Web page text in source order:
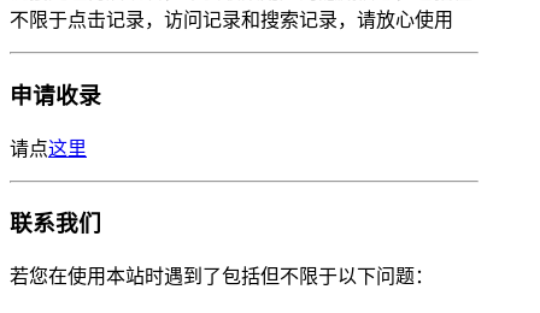
不限于点击记录，访问记录和搜索记录，请放心使用
申请收录
请点这里
联系我们
若您在使用本站时遇到了包括但不限于以下问题：